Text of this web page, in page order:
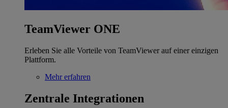
TeamViewer ONE
Erleben Sie alle Vorteile von TeamViewer auf einer einzigen
Plattform.
Mehr erfahren
Zentrale Integrationen